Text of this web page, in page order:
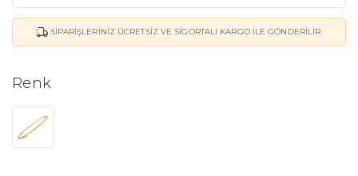
SIPARIŞLERINIZ ÜCRETSIZ VE SIGORTALI KARGO ILE GÖNDERILIR.
Renk